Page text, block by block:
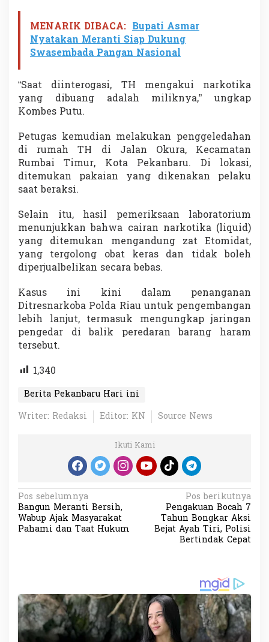
MENARIK DIBACA: Bupati Asmar
Nyatakan Meranti Siap Dukung
Swasembada Pangan Nasional
“Saat diinterogasi, TH mengakui narkotika
yang dibuang adalah miliknya,” ungkap
Kombes Putu.
Petugas kemudian melakukan penggeledahan
di rumah TH di Jalan Okura, Kecamatan
Rumbai Timur, Kota Pekanbaru. Di lokasi,
ditemukan pakaian yang dikenakan pelaku
saat beraksi.
Selain itu, hasil pemeriksaan laboratorium
menunjukkan bahwa cairan narkotika (liquid)
yang ditemukan mengandung zat Etomidat,
yang tergolong obat keras dan tidak boleh
diperjualbelikan secara bebas.
Kasus ini kini dalam penanganan
Ditresnarkoba Polda Riau untuk pengembangan
lebih lanjut, termasuk mengungkap jaringan
pengedar di balik peredaran barang haram
tersebut.
1,340
Berita Pekanbaru Hari ini
Writer: Redaksi
Editor: KN Source News
Ikuti Kami
N
a
v
s
i
p
Pos sebelumnya
Bangun Meranti Bersih,
Wabup Ajak Masyarakat
Pahami dan Taat Hukum
Pos berikutnya
Pengakuan Bocah 7
Tahun Bongkar Aksi
Bejat Ayah Tiri, Polisi
Bertindak Cepat